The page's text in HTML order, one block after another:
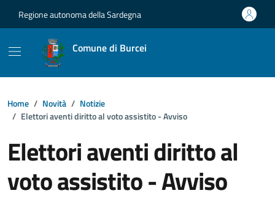
Regione autonoma della Sardegna
Comune di Burcei
Home Novità
Notizie
Elettori aventi diritto al voto assistito - Avviso
Elettori aventi diritto al
voto assistito - Avviso